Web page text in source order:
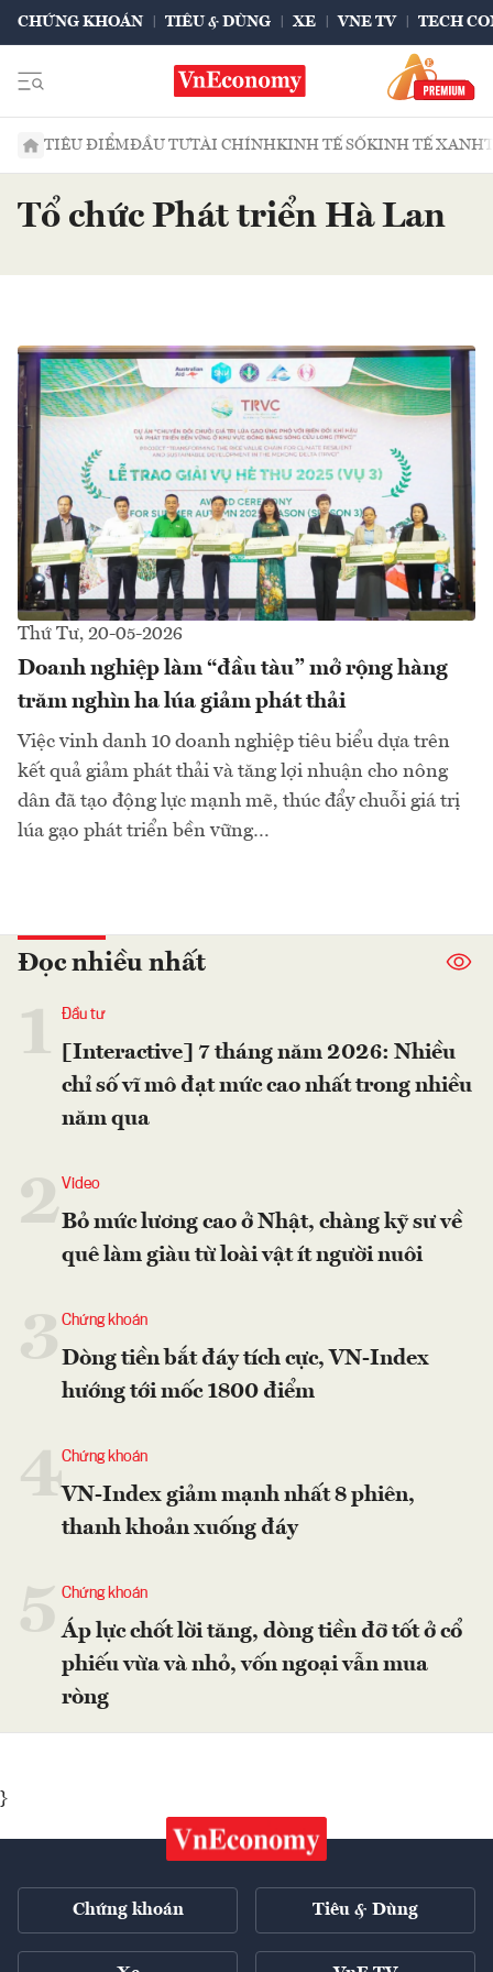
CHỨNG KHOÁN TIÊU & DÙNG XE VNE TV TECH
TIÊU ĐIỂMĐẦU TƯTÀI CHÍNHKINH TẾ SỐKINH TẾ XANH
Tổ chức Phát triển Hà Lan
Thứ Tư, 20-05-2026
Doanh nghiệp làm “đầu tàu” mở rộng hàng
trăm nghìn ha lúa giảm phát thải
Việc vinh danh 10 doanh nghiệp tiêu biểu dựa trên
kết quả giảm phát thải và tăng lợi nhuận cho nông
dân đã tạo động lực mạnh mẽ, thúc đẩy chuỗi giá trị
lúa gạo phát triển bền vững…
Đọc nhiều nhất
Đầu tư
[Interactive] 7 tháng năm 2026: Nhiều
chỉ số vĩ mô đạt mức cao nhất trong nhiều
năm qua
2Video
Bỏ mức lương cao ở Nhật, chàng kỹ sư về
quê làm giàu từ loài vật ít người nuôi
Chứng khoán
Dòng tiền bắt đáy tích cực, VN-Index
hướng tới mốc 1800 điểm
4Chứng khoán
VN-Index giảm mạnh nhất 8 phiên,
thanh khoản xuống đáy
Chứng khoán
Áp lực chốt lời tăng, dòng tiền đỡ tốt ở cổ
phiếu vừa và nhỏ, vốn ngoại vẫn mua
ròng
}
Chứng khoán Tiêu & Dùng